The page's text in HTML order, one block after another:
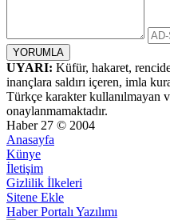
UYARI: Küfür, hakaret,
inançlara saldırı içeren, imla
Türkçe karakter kullanılmayan
onaylanmamaktadır.
Haber 27 © 2004
Anasayfa
Künye
İletişim
Gizlilik İlkeleri
Sitene Ekle
Haber Portalı Yazılımı